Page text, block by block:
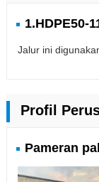
1.HDPE50-
Jalur ini
Profil
Pameran